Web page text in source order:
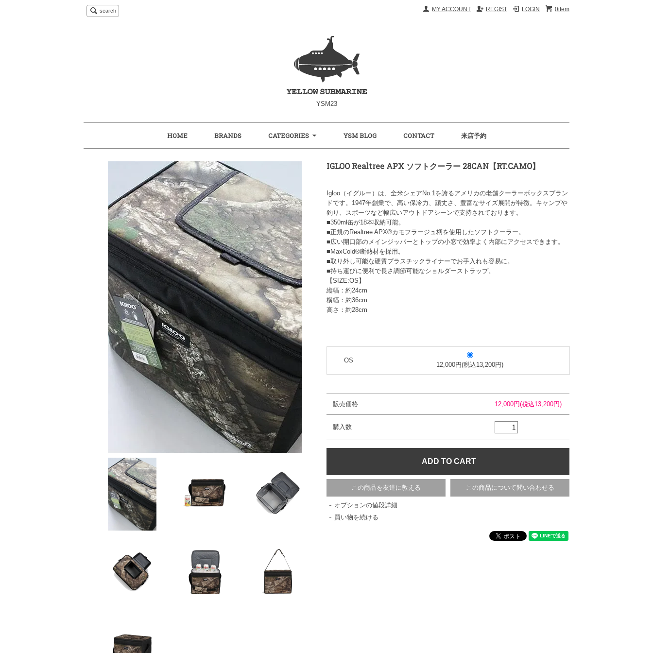
0item
LOGIN
REGIST
MY ACCOUNT
search
YSM23
HOME BRANDS CATEGORIES YSM BLOG CONTACT 来店予約
IGLOO Realtree APX ソフトクーラー 28CAN【RT.CAMO】
Igloo（イグルー）は、全米シェアNo.1を誇るアメリカの老舗クーラーボックスブラン
ドです。1947年創業で、高い保冷力、頑丈さ、豊富なサイズ展開が特徴。キャンプや
釣り、スポーツなど幅広いアウトドアシーンで支持されております。
■350ml缶が18本収納可能。
■正規のRealtree APX®カモフラージュ柄を使用したソフトクーラー。
■広い開口部のメインジッパーとトップの小窓で効率よく内部にアクセスできます。
■MaxCold®断熱材を採用。
■取り外し可能な硬質プラスチックライナーでお手入れも容易に。
■持ち運びに便利で長さ調節可能なショルダーストラップ。
【SIZE:OS】
縦幅：約24cm
横幅：約36cm
高さ：約28cm
OS
12,000円(税込13,200円)
販売価格 12,000円(税込13,200円)
購入数
この商品を友達に教える この商品について問い合わせる
オプションの値段詳細
買い物を続ける